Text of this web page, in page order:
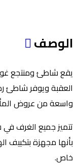
الوصف
يقع شاطئ ومنتجع
العقبة ويوفر
واسعة من عروض
تتميز جميع الغرف
بأنها مجهزة بتكييف
خاص.